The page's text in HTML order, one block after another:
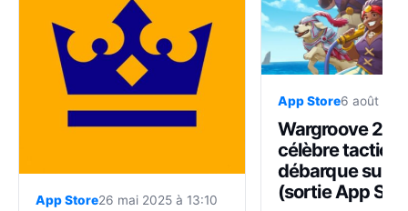
App Store26 mai 2025 à 13:10
App Store6 août
Wargroove 2 : le
célèbre tactical
débarque sur
(sortie App